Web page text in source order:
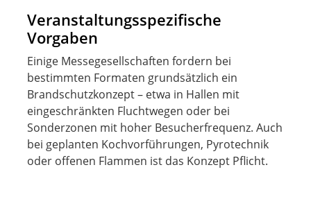
Veranstaltungsspezifische
Vorgaben
Einige Messegesellschaften fordern bei
bestimmten Formaten grundsätzlich ein
Brandschutzkonzept – etwa in Hallen mit
eingeschränkten Fluchtwegen oder bei
Sonderzonen mit hoher Besucherfrequenz. Auch
bei geplanten Kochvorführungen, Pyrotechnik
oder offenen Flammen ist das Konzept Pflicht.